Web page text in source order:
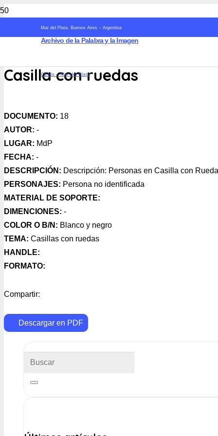
Mar del Plata, Buenos Aires – Argentina
Archivo de la Palabra y la Imagen
CEHis – Mar del Plata
Casilla con ruedas
DOCUMENTO: 18
AUTOR: -
LUGAR: MdP
FECHA: -
DESCRIPCIÓN: Descripción: Personas en Casilla con
PERSONAJES: Persona no identificada
MATERIAL DE SOPORTE:
DIMENCIONES: -
COLOR O B/N: Blanco y negro
TEMA: Casillas con ruedas
HANDLE:
FORMATO:
Compartir:
Descargar en PDF